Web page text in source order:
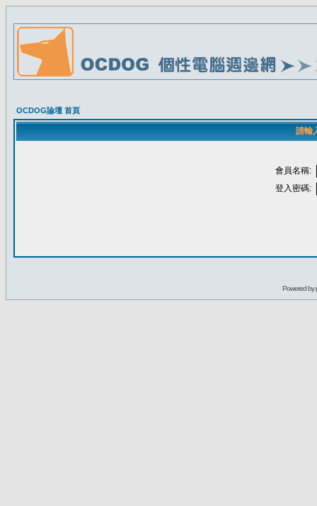
OCDOG論壇 首頁
請輸
會員名稱:
登入密碼:
Powered by